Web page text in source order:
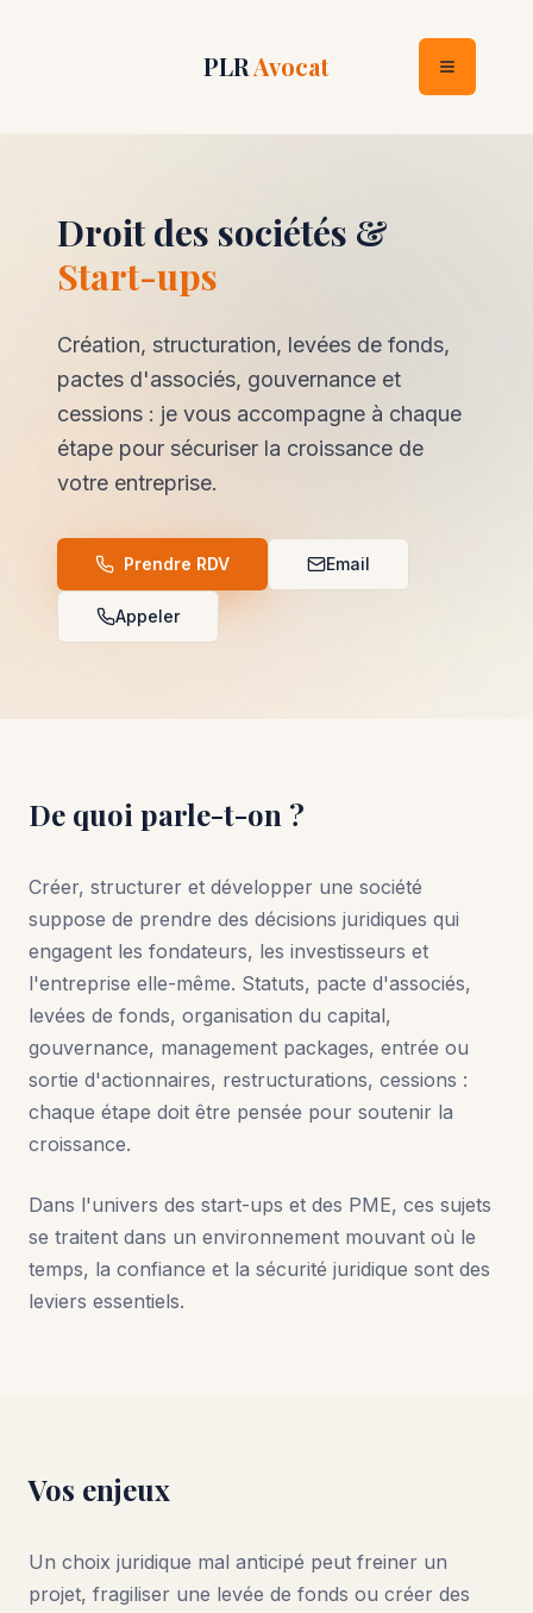
PLRAvocat
Droit des sociétés &
Start-ups
Création, structuration, levées de fonds,
pactes d'associés, gouvernance et
cessions : je vous accompagne à chaque
étape pour sécuriser la croissance de
votre entreprise.
Prendre RDV Email
Appeler
De quoi parle-t-on ?
Créer, structurer et développer une société
suppose de prendre des décisions juridiques qui
engagent les fondateurs, les investisseurs et
l'entreprise elle-même. Statuts, pacte d'associés,
levées de fonds, organisation du capital,
gouvernance, management packages, entrée ou
sortie d'actionnaires, restructurations, cessions :
chaque étape doit être pensée pour soutenir la
croissance.
Dans l'univers des start-ups et des PME, ces sujets
se traitent dans un environnement mouvant où le
temps, la confiance et la sécurité juridique sont des
leviers essentiels.
Vos enjeux
Un choix juridique mal anticipé peut freiner un
projet, fragiliser une levée de fonds ou créer des